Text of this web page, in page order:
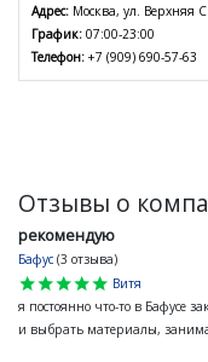
Адрес: Москва, ул. Верхняя
График: 07:00-23:00
Телефон: +7 (909) 690-57-63
Отзывы о
рекомендую
Бафус (3 отзыва)
star
star
star
star
star
Витя
я постоянно что-то в Бафусе
и выбрать материалы,